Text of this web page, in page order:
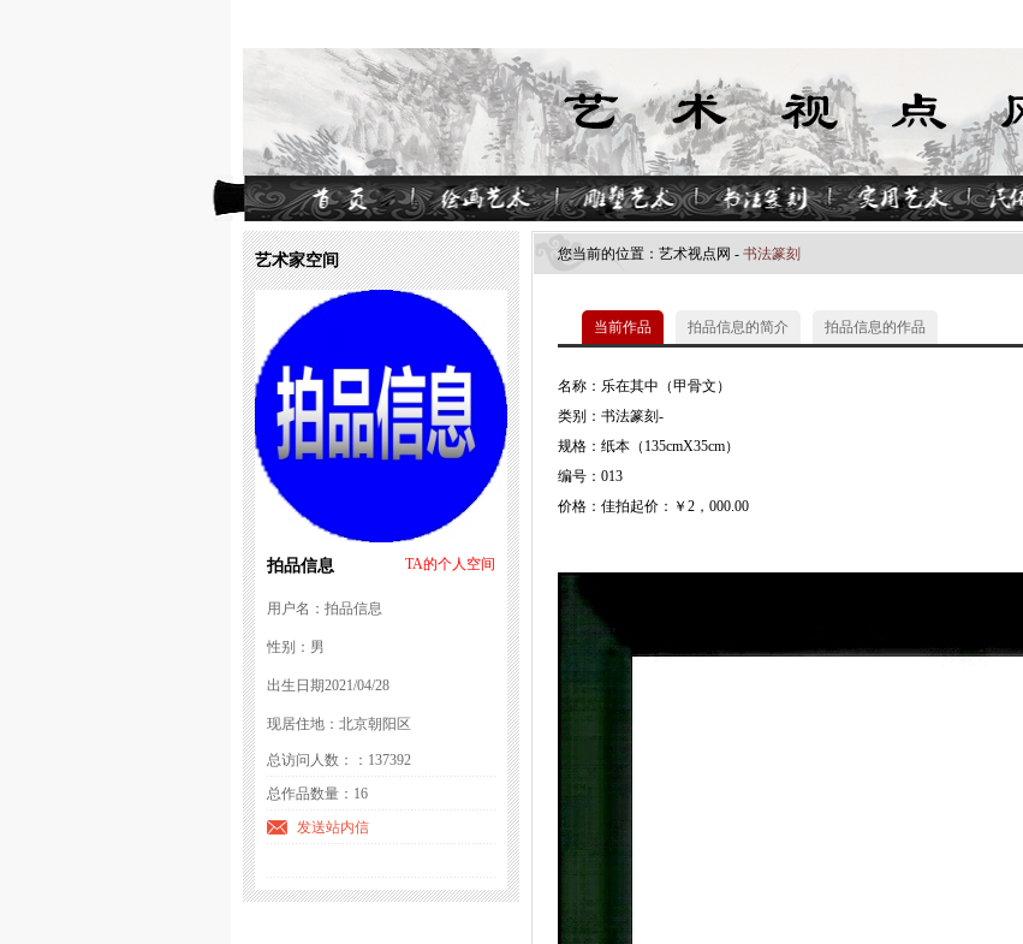
艺术家空间
拍品信息 TA的个人空间
用户名：拍品信息
性别：男
出生日期2021/04/28
现居住地：北京朝阳区
总访问人数：：137392
总作品数量：16
发送站内信
您当前的位置： 艺术视点网 - 书法篆刻
当前作品 拍品信息的简介 拍品信息的作品
名称：乐在其中（甲骨文）
类别：书法篆刻-
规格：纸本（135cmX35cm）
编号：013
价格：佳拍起价：￥2，000.00